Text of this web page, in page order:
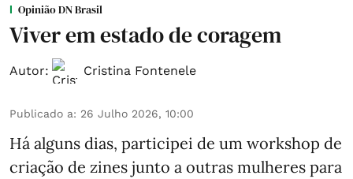
Opinião DN Brasil
Viver em estado de coragem
Autor: Cristina Fontenele
Publicado a: 26 Julho 2026, 10:00
Há alguns dias, participei de um workshop de
criação de zines junto a outras mulheres para